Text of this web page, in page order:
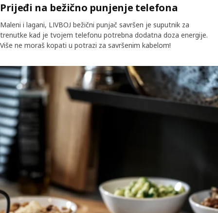
Prijeđi na bežično punjenje telefona
Maleni i lagani, LIVBOJ bežični punjač savršen je suputnik za
trenutke kad je tvojem telefonu potrebna dodatna doza energije.
Više ne moraš kopati u potrazi za savršenim kabelom!